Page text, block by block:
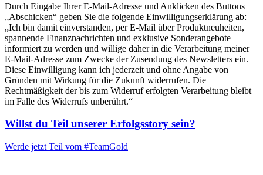
Durch Eingabe Ihrer E-Mail-Adresse und Anklicken des Buttons
„Abschicken“ geben Sie die folgende Einwilligungserklärung ab:
„Ich bin damit einverstanden, per E-Mail über Produktneuheiten,
spannende Finanznachrichten und exklusive Sonderangebote
informiert zu werden und willige daher in die Verarbeitung meiner
E-Mail-Adresse zum Zwecke der Zusendung des Newsletters ein.
Diese Einwilligung kann ich jederzeit und ohne Angabe von
Gründen mit Wirkung für die Zukunft widerrufen. Die
Rechtmäßigkeit der bis zum Widerruf erfolgten Verarbeitung bleibt
im Falle des Widerrufs unberührt.“
Willst du Teil unserer Erfolgsstory sein?
Werde jetzt Teil vom #TeamGold